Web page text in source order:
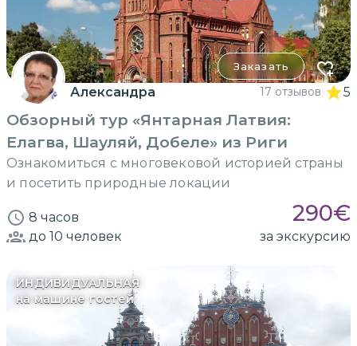
Заказать
Александра 17 отзывов 5
Обзорный тур «Янтарная Латвия:
Елагва, Шауляй, Добеле» из Риги
Ознакомиться с многовековой историей страны
и посетить природные локации
8 часов 290€
до 10 человек за экскурсию
ИНДИВИДУАЛЬНАЯ
на машине гостей